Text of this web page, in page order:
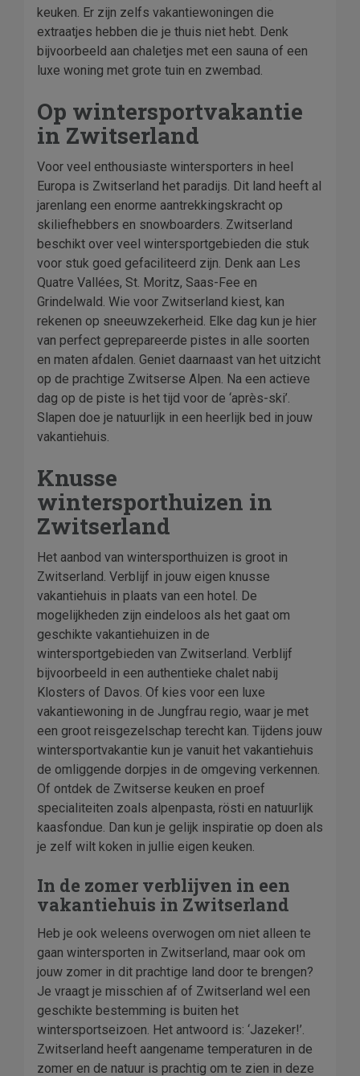
keuken. Er zijn zelfs vakantiewoningen die
extraatjes hebben die je thuis niet hebt. Denk
bijvoorbeeld aan chaletjes met een sauna of een
luxe woning met grote tuin en zwembad.
Op wintersportvakantie
in Zwitserland
Voor veel enthousiaste wintersporters in heel
Europa is Zwitserland het paradijs. Dit land heeft al
jarenlang een enorme aantrekkingskracht op
skiliefhebbers en snowboarders. Zwitserland
beschikt over veel wintersportgebieden die stuk
voor stuk goed gefaciliteerd zijn. Denk aan Les
Quatre Vallées, St. Moritz, Saas-Fee en
Grindelwald. Wie voor Zwitserland kiest, kan
rekenen op sneeuwzekerheid. Elke dag kun je hier
van perfect geprepareerde pistes in alle soorten
en maten afdalen. Geniet daarnaast van het uitzicht
op de prachtige Zwitserse Alpen. Na een actieve
dag op de piste is het tijd voor de ‘après-ski’.
Slapen doe je natuurlijk in een heerlijk bed in jouw
vakantiehuis.
Knusse
wintersporthuizen in
Zwitserland
Het aanbod van wintersporthuizen is groot in
Zwitserland. Verblijf in jouw eigen knusse
vakantiehuis in plaats van een hotel. De
mogelijkheden zijn eindeloos als het gaat om
geschikte vakantiehuizen in de
wintersportgebieden van Zwitserland. Verblijf
bijvoorbeeld in een authentieke chalet nabij
Klosters of Davos. Of kies voor een luxe
vakantiewoning in de Jungfrau regio, waar je met
een groot reisgezelschap terecht kan. Tijdens jouw
wintersportvakantie kun je vanuit het vakantiehuis
de omliggende dorpjes in de omgeving verkennen.
Of ontdek de Zwitserse keuken en proef
specialiteiten zoals alpenpasta, rösti en natuurlijk
kaasfondue. Dan kun je gelijk inspiratie op doen als
je zelf wilt koken in jullie eigen keuken.
In de zomer verblijven in een
vakantiehuis in Zwitserland
Heb je ook weleens overwogen om niet alleen te
gaan wintersporten in Zwitserland, maar ook om
jouw zomer in dit prachtige land door te brengen?
Je vraagt je misschien af of Zwitserland wel een
geschikte bestemming is buiten het
wintersportseizoen. Het antwoord is: ‘Jazeker!’.
Zwitserland heeft aangename temperaturen in de
zomer en de natuur is prachtig om te zien in deze